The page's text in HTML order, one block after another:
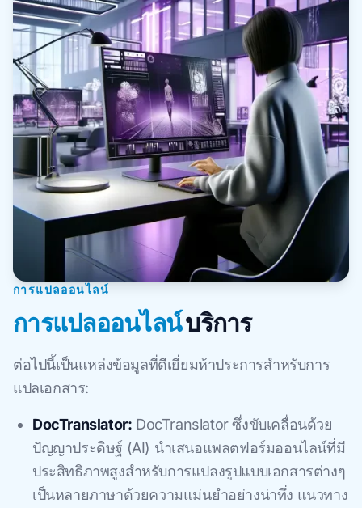
การแปลออนไลน์
การแปลออนไลน์บริการ
ต่อไปนี้เป็นแหล่งข้อมูลที่ดีเยี่ยมห้าประการสำหรับการ
แปลเอกสาร:
DocTranslator: DocTranslator ซึ่งขับเคลื่อนด้วย
ปัญญาประดิษฐ์ (AI) นำเสนอแพลตฟอร์มออนไลน์ที่มี
ประสิทธิภาพสูงสำหรับการแปลงรูปแบบเอกสารต่างๆ
เป็นหลายภาษาด้วยความแม่นยำอย่างน่าทึ่ง แนวทาง